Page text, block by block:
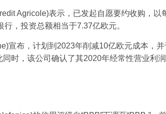
Agricole)表示，已发起自愿要约收购，以
，投资总额相当于7.37亿欧元。
宣布，计划到2023年削减10亿欧元成本，
时，该公司确认了其2020年经常性营业利